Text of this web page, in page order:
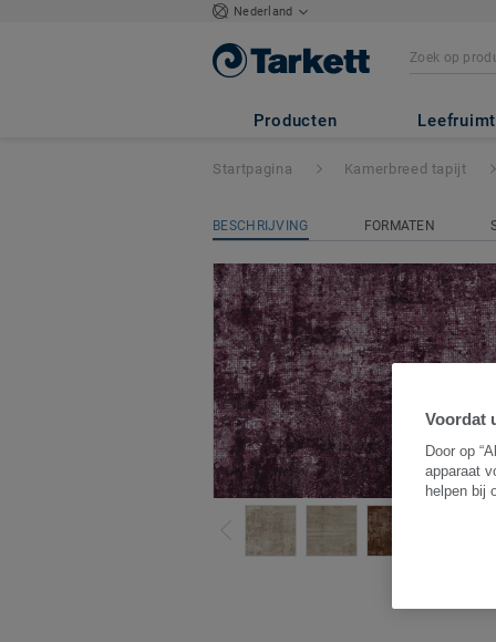
Nederland
Producten
DESSO & Ex
Startpagina Kamerbreed tapijt
BESCHRIJVING FORMATEN
Voordat
Door op
apparaat
helpen bij